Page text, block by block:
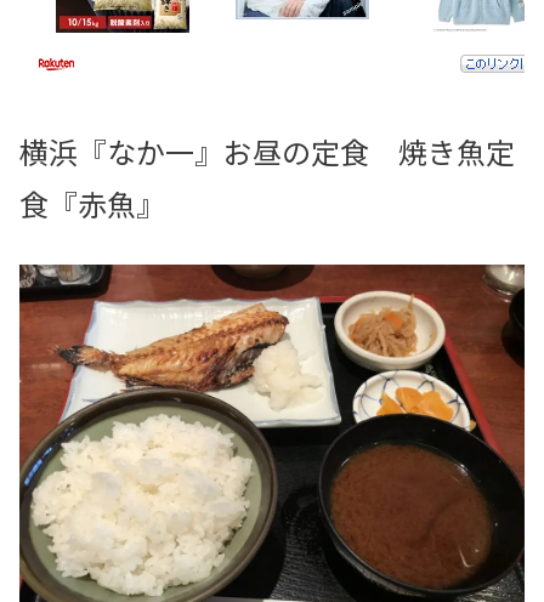
横浜『なか一』お昼の定食 焼き魚定
食『赤魚』